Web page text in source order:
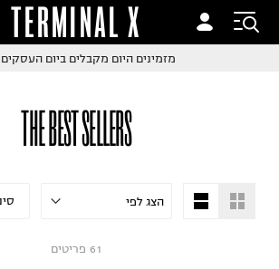
TERMINAL X
החלפות והחזרות בקליקעם שליח עד הבית!
THE BEST SELLERS
61 פריטים